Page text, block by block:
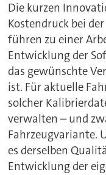
Die kurzen
Kostendruck bei
führen zu einer
Entwicklung der
das gewünschte
ist. Für aktuelle
solcher
verwalten – und
Fahrzeugvariante.
es derselben
Entwicklung der